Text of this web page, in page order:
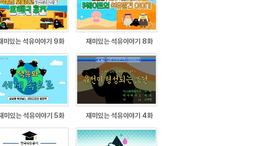
미있는 석유이야기 9화 재미있는 석유이야기 8화
미있는 석유이야기 5화 재미있는 석유이야기 4화